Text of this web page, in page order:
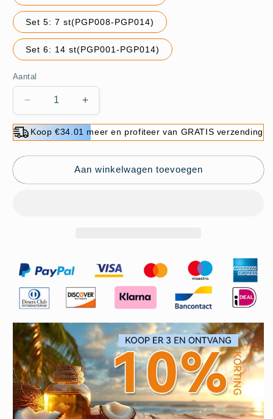
Set 5: 7 st(PGP008-PGP014)
Set 6: 14 st(PGP001-PGP014)
Aantal
Aantal
verlagen
voor
Poly
Nail
voor
Aantal
verhogen
voor
Poly
Nail
Gel
voor
Koop €34.01 meer en profiteer van GRATIS verzending
Aan winkelwagen toevoegen